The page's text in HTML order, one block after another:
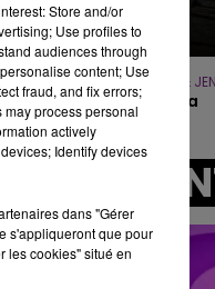
TAME IMPALA &
Dracula
A
Store and/or
Use profiles to
audiences through
content; Use
fraud, and fix errors;
process personal
actively
Identify devices
dans "Gérer
s'appliqueront que pour
les cookies" situé en